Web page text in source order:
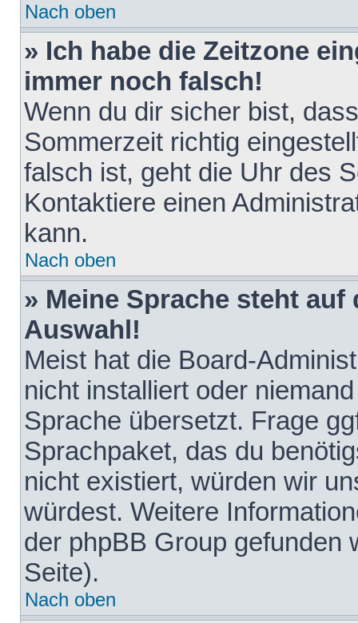
Nach oben
» Ich habe die Zeitzone
immer noch falsch!
Wenn du dir sicher bist,
Sommerzeit richtig
falsch ist, geht die Uhr des
Kontaktiere einen
kann.
Nach oben
» Meine Sprache steht
Auswahl!
Meist hat die Board-
nicht installiert oder
Sprache übersetzt. Frage
Sprachpaket, das du
nicht existiert, würden wir
würdest. Weitere
der phpBB Group gefunden
Seite).
Nach oben